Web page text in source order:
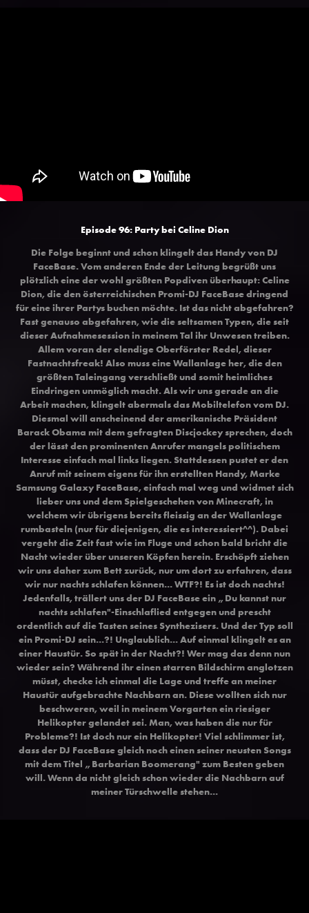
Episode 96: Party bei Celine Dion
Die Folge beginnt und schon klingelt das Handy von DJ
FaceBase. Vom anderen Ende der Leitung begrüßt uns
plötzlich eine der wohl größten Popdiven überhaupt: Celine
Dion, die den österreichischen Promi-DJ FaceBase dringend
für eine ihrer Partys buchen möchte. Ist das nicht abgefahren?
Fast genauso abgefahren, wie die seltsamen Typen, die seit
dieser Aufnahmesession in meinem Tal ihr Unwesen treiben.
Allem voran der elendige Oberförster Redel, dieser
Fastnachtsfreak! Also muss eine Wallanlage her, die den
größten Taleingang verschließt und somit heimliches
Eindringen unmöglich macht. Als wir uns gerade an die
Arbeit machen, klingelt abermals das Mobiltelefon vom DJ.
Diesmal will anscheinend der amerikanische Präsident
Barack Obama mit dem gefragten Discjockey sprechen, doch
der lässt den prominenten Anrufer mangels politischem
Interesse einfach mal links liegen. Stattdessen pustet er den
Anruf mit seinem eigens für ihn erstellten Handy, Marke
Samsung Galaxy FaceBase, einfach mal weg und widmet sich
lieber uns und dem Spielgeschehen von Minecraft, in
welchem wir übrigens bereits fleissig an der Wallanlage
rumbasteln (nur für diejenigen, die es interessiert^^). Dabei
vergeht die Zeit fast wie im Fluge und schon bald bricht die
Nacht wieder über unseren Köpfen herein. Erschöpft ziehen
wir uns daher zum Bett zurück, nur um dort zu erfahren, dass
wir nur nachts schlafen können... WTF?! Es ist doch nachts!
Jedenfalls, trällert uns der DJ FaceBase ein „Du kannst nur
nachts schlafen"-Einschlaflied entgegen und prescht
ordentlich auf die Tasten seines Synthezisers. Und der Typ soll
ein Promi-DJ sein...?! Unglaublich... Auf einmal klingelt es an
einer Haustür. So spät in der Nacht?! Wer mag das denn nun
wieder sein? Während ihr einen starren Bildschirm anglotzen
müsst, checke ich einmal die Lage und treffe an meiner
Haustür aufgebrachte Nachbarn an. Diese wollten sich nur
beschweren, weil in meinem Vorgarten ein riesiger
Helikopter gelandet sei. Man, was haben die nur für
Probleme?! Ist doch nur ein Helikopter! Viel schlimmer ist,
dass der DJ FaceBase gleich noch einen seiner neusten Songs
mit dem Titel „Barbarian Boomerang" zum Besten geben
will. Wenn da nicht gleich schon wieder die Nachbarn auf
meiner Türschwelle stehen...